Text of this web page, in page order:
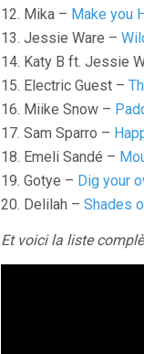
12. Mika – Make you
13. Jessie Ware –
14. Katy B ft. Jessie
15. Electric Guest –
16. Miike Snow –
17. Sam Sparro –
18. Emeli Sandé –
19. Gotye – Dig your
20. Delilah – Shades
Et voici la liste